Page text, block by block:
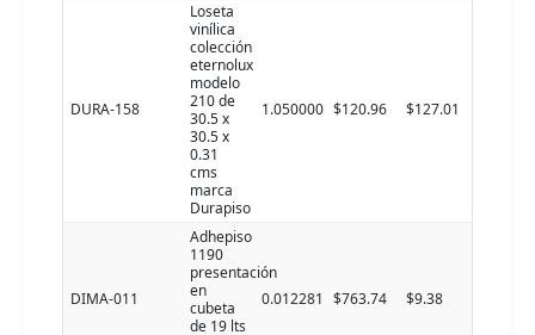
DURA-158
Loseta
vinílica
colección
eternolux
modelo
210 de
30.5 x
30.5 x
0.31
cms
marca
Durapiso
1.050000 $120.96 $127.01
DIMA-011
Adhepiso
1190
presentación
en
cubeta
de 19 lts
0.012281 $763.74 $9.38